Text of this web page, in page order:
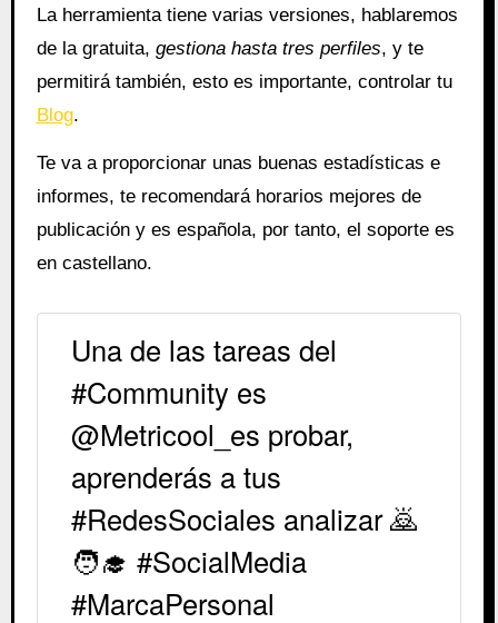
La herramienta tiene varias versiones, hablaremos
de la gratuita, gestiona hasta tres perfiles, y te
permitirá también, esto es importante, controlar tu
Blog.
Te va a proporcionar unas buenas estadísticas e
informes, te recomendará horarios mejores de
publicación y es española, por tanto, el soporte es
en castellano.
Una de las tareas del
#Community es
@Metricool_es probar,
aprenderás a tus
#RedesSociales analizar 🙇
🧑‍🎓 #SocialMedia
#MarcaPersonal